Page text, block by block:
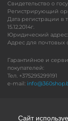
Свидетельство о
Регистрирующий
Дата регистрации в
15.12.2014г.
Юридический адрес:
Адрес для почтовых
Гарантийное и
покупателей:
Тел. +375295299191
e-mail:
Сайт